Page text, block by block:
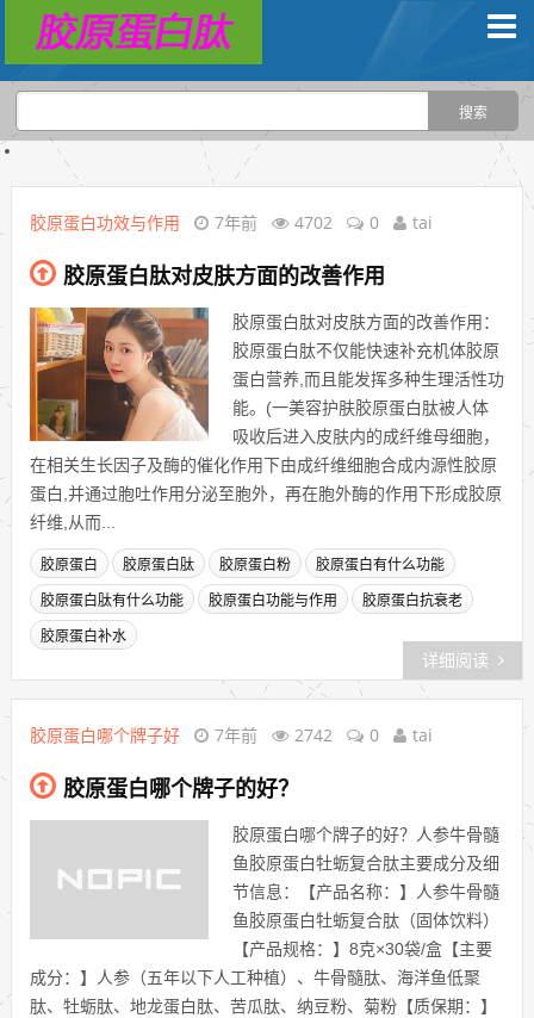
胶原蛋白功效与作用 7年前 4702 0 tai
胶原蛋白肽对皮肤方面的改善作用
胶原蛋白肽对皮肤方面的改善作用：
胶原蛋白肽不仅能快速补充机体胶原
蛋白营养,而且能发挥多种生理活性功
能。(一美容护肤胶原蛋白肽被人体
吸收后进入皮肤内的成纤维母细胞，
在相关生长因子及酶的催化作用下由成纤维细胞合成内源性胶原
蛋白,并通过胞吐作用分泌至胞外，再在胞外酶的作用下形成胶原
纤维,从而...
胶原蛋白 胶原蛋白肽 胶原蛋白粉 胶原蛋白有什么功能
胶原蛋白肽有什么功能 胶原蛋白功能与作用 胶原蛋白抗衰老
胶原蛋白补水
详细阅读
胶原蛋白哪个牌子好 7年前 2742 0 tai
胶原蛋白哪个牌子的好？
胶原蛋白哪个牌子的好？人参牛骨髓
鱼胶原蛋白牡蛎复合肽主要成分及细
节信息：【产品名称：】人参牛骨髓
鱼胶原蛋白牡蛎复合肽（固体饮料）
【产品规格：】8克×30袋/盒【主要
成分：】人参（五年以下人工种植）、牛骨髓肽、海洋鱼低聚
肽、牡蛎肽、地龙蛋白肽、苦瓜肽、纳豆粉、菊粉【质保期：】